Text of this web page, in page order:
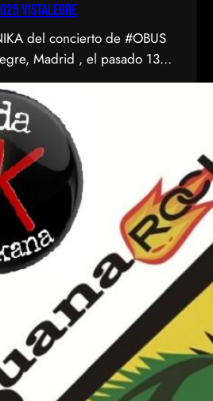
VISTALEGRE
del concierto de #OBUS
Madrid , el pasado 13